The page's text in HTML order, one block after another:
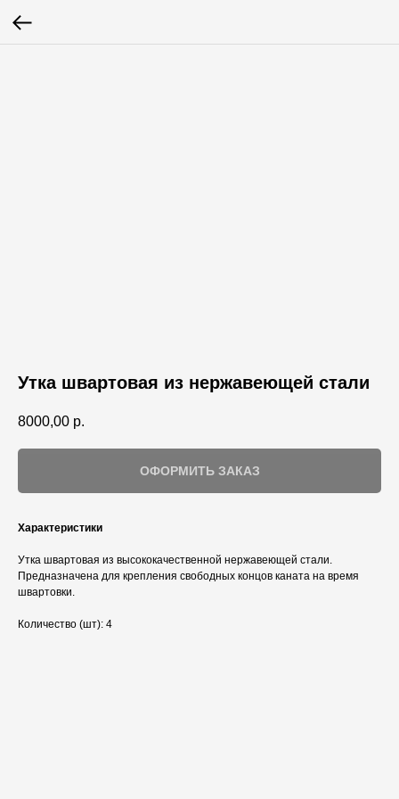
Утка швартовая из нержавеющей стали
8000,00 р.
ОФОРМИТЬ ЗАКАЗ
Характеристики
Утка швартовая из высококачественной нержавеющей стали.
Предназначена для крепления свободных концов каната на время
швартовки.
Количество (шт): 4